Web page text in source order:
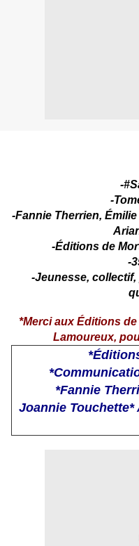
-
-
-Fannie Therrien,
-Éditions de
-
-Jeunesse,
*Merci aux Éditions
Lamoureux,
*Fannie
Joannie Touchette*